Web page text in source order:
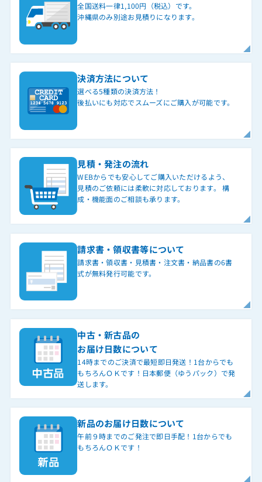
全国送料一律1,100円（税込）です。
沖縄県のみ別途お見積りになります。
決済方法について
選べる5種類の決済方法！
後払いにも対応でスムーズにご購入が可能です。
見積・発注の流れ
WEBからでも安心してご購入いただけるよう、
見積のご依頼には柔軟に対応しております。 構
成・機能面のご相談も承ります。
請求書・領収書等について
請求書・領収書・見積書・注文書・納品書の6書
式が無料発行可能です。
中古・新古品の
お届け日数について
14時までのご決済で最短即日発送！1台からでも
もちろんＯＫです！日本郵便（ゆうパック）で発
送します。
新品のお届け日数について
午前９時までのご発注で即日手配！1台からでも
もちろんＯＫです！